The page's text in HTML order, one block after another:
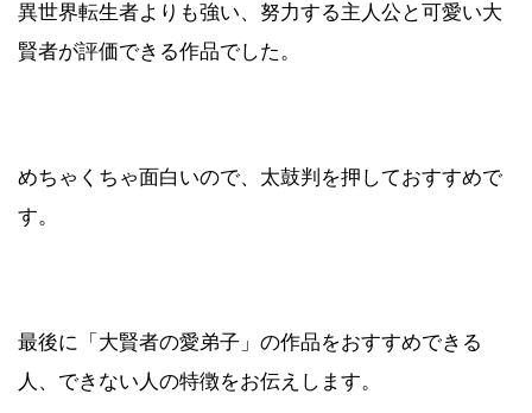
異世界転生者よりも強い、努力する主人公と可愛い大
賢者が評価できる作品でした。
めちゃくちゃ面白いので、太鼓判を押しておすすめで
す。
最後に「大賢者の愛弟子」の作品をおすすめできる
人、できない人の特徴をお伝えします。